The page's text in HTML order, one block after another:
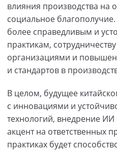
влияния производства на
социальное
более справедливым и
практикам,
организациями и
и стандартов в
В целом, будущее
с инновациями и
технологий, внедрение
акцент на ответственных
практиках будет